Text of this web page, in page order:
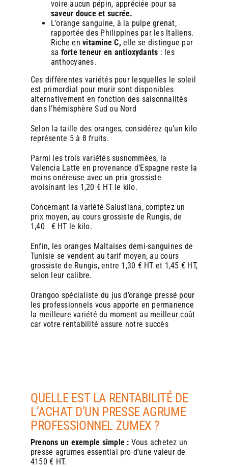
robustesse de ces machines en font un investissement
pérenne, avec un retour sur investissement souvent observé
en moins de deux ans.
En pratique : comment intégrer le jus d’orange
frais en boulangerie ?
Choisir le bon modèle: Zumex propose plusieurs
gammes de machines, adaptées aux différents
Former le personnel: Une formation rapide permet
de maîtriser l’utilisation et l’entretien de la machine.
affiches, des menus, ou des offres groupées (ex : «
Café + jus d’orange + croissant »).
S’approvisionner en oranges de qualité
Privilégier des fournisseurs locaux ou bio pour
l’économie circulaire.
En conclusion, proposer du jus d’orange frais avec une
machine Zumex est une opportunité stratégique pour une
boulangerie : cela répond aux attentes des consommateurs,
diversifie l’offre, augmente les ventes et renforce l’image
qualité et rentabilité, tout en s’inscrivant dans les tendances
actuelles de consommation responsable et gourmande.
voire aucun pépin, appréciée pour sa
saveur douce et sucrée.
L’orange sanguine, à la pulpe grenat,
rapportée des Philippines par les Italiens.
Riche en vitamine C, elle se distingue par
sa forte teneur en antioxydants : les
anthocyanes.
Ces différentes variétés pour lesquelles le soleil
est primordial pour murir sont disponibles
alternativement en fonction des saisonnalités
dans l’hémisphère Sud ou Nord
Selon la taille des oranges, considérez qu’un kilo
représente 5 à 8 fruits.
Parmi les trois variétés susnommées, la
Valencia Latte en provenance d’Espagne reste la
moins onéreuse avec un prix grossiste
avoisinant les 1,20 € HT le kilo.
Concernant la variété Salustiana, comptez un
prix moyen, au cours grossiste de Rungis, de
1,40 € HT le kilo.
Enfin, les oranges Maltaises demi-sanguines de
Tunisie se vendent au tarif moyen, au cours
grossiste de Rungis, entre 1,30 € HT et 1,45 € HT,
selon leur calibre.
Orangoo spécialiste du jus d’orange pressé pour
les professionnels vous apporte en permanence
la meilleure variété du moment au meilleur coût
car votre rentabilité assure notre succès
QUELLE EST LA RENTABILITÉ DE
L’ACHAT D’UN PRESSE AGRUME
PROFESSIONNEL ZUMEX ?
Prenons un exemple simple : Vous achetez un
presse agrumes essential pro d’une valeur de
4150 € HT.
robustesse de ces machines en font un investissement
pérenne, avec un retour sur investissement souvent observé
en moins de deux ans.
En pratique : comment intégrer le jus d’orange
frais en boulangerie ?
Choisir le bon modèle: Zumex propose plusieurs
gammes de machines, adaptées aux différents
Former le personnel: Une formation rapide permet
de maîtriser l’utilisation et l’entretien de la machine.
affiches, des menus, ou des offres groupées (ex : «
Café + jus d’orange + croissant »).
S’approvisionner en oranges de qualité
Privilégier des fournisseurs locaux ou bio pour
l’économie circulaire.
En conclusion, proposer du jus d’orange frais avec une
machine Zumex est une opportunité stratégique pour une
boulangerie : cela répond aux attentes des consommateurs,
diversifie l’offre, augmente les ventes et renforce l’image
qualité et rentabilité, tout en s’inscrivant dans les tendances
actuelles de consommation responsable et gourmande.